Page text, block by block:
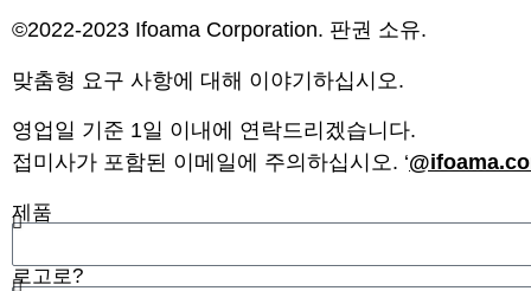
©2022-2023 Ifoama Corporation. 판권 소유.
맞춤형 요구 사항에 대해 이야기하십시오.
영업일 기준 1일 이내에 연락드리겠습니다.
접미사가 포함된 이메일에 주의하십시오. ‘
제품
로고로?